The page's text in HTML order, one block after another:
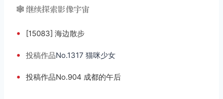
🕸️ 继续探索影像宇宙
• [15083] 海边散步
• 投稿作品No.1317 猫咪少女
• 投稿作品No.904 成都的午后